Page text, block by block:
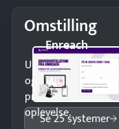
Omstilling
Enreach
Undgå tabte opkald
og giv kunderne en
professionel
oplevelse.
Se 25 systemer